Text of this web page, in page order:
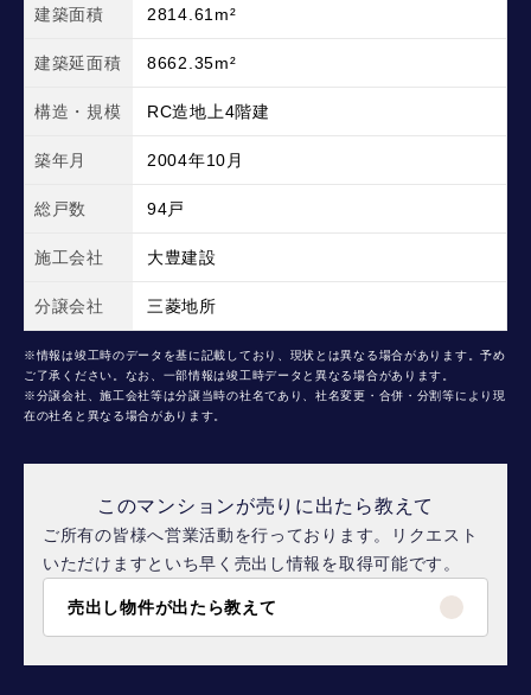
建築面積 2814.61m²
建築延面積 8662.35m²
構造・規模 RC造地上4階建
築年月 2004年10月
総戸数 94戸
施工会社 大豊建設
分譲会社 三菱地所
※情報は竣工時のデータを基に記載しており、現状とは異なる場合があります。予め
ご了承ください。なお、一部情報は竣工時データと異なる場合があります。
※分譲会社、施工会社等は分譲当時の社名であり、社名変更・合併・分割等により現
在の社名と異なる場合があります。
このマンションが売りに出たら教えて
ご所有の皆様へ営業活動を行っております。リクエスト
いただけますといち早く売出し情報を取得可能です。
売出し物件が出たら教えて